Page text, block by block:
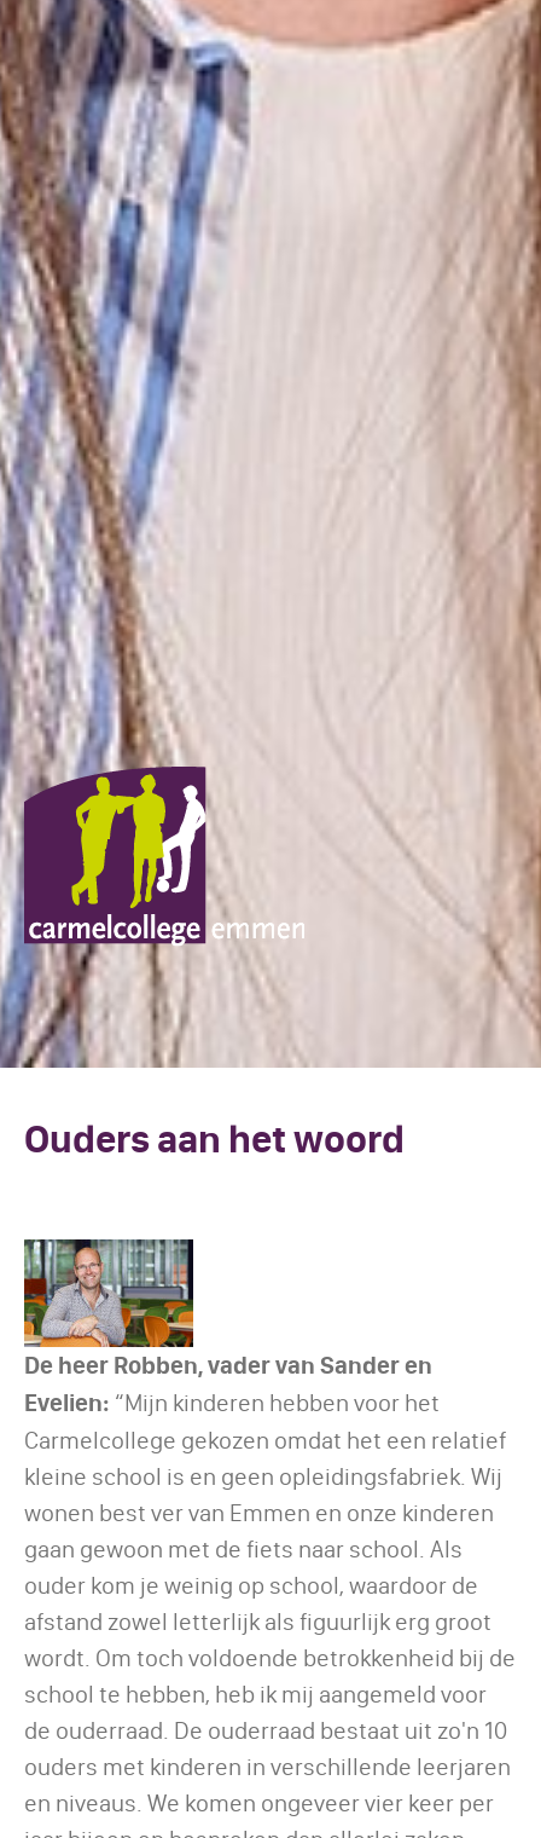
Ouders aan het woord
De heer Robben, vader van Sander en
Evelien: “Mijn kinderen hebben voor het
Carmelcollege gekozen omdat het een relatief
kleine school is en geen opleidingsfabriek. Wij
wonen best ver van Emmen en onze kinderen
gaan gewoon met de fiets naar school. Als
ouder kom je weinig op school, waardoor de
afstand zowel letterlijk als figuurlijk erg groot
wordt. Om toch voldoende betrokkenheid bij de
school te hebben, heb ik mij aangemeld voor
de ouderraad. De ouderraad bestaat uit zo'n 10
ouders met kinderen in verschillende leerjaren
en niveaus. We komen ongeveer vier keer per